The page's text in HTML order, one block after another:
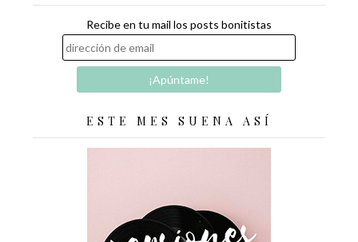
Recibe en tu mail los posts bonitistas
ESTE MES SUENA ASÍ